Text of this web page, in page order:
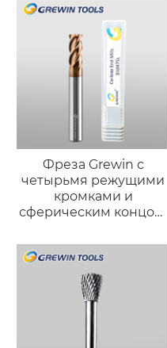
Фреза Grewin с
четырьмя режущими
кромками и
сферическим концом,
(износостойкая
версия)